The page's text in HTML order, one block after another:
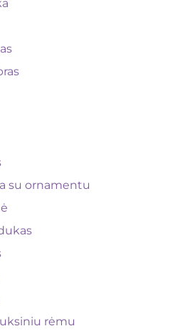
su ornamentu
rėmu